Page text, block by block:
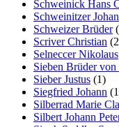
Schweinick Hans
Schweinitzer
Schweizer Brüder
Scriver Christian
Selneccer Nikolaus
Sieben Brüder von
Sieber Justus (1)
Siegfried Johann
Silberrad Marie
Silbert Johann